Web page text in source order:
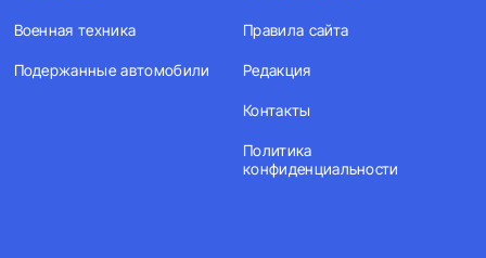
Военная техника
Подержанные автомобили
Правила сайта
Редакция
Контакты
Политика
конфиденциальности